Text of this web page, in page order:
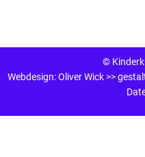
©
Webdesign:Oliver Wick >>